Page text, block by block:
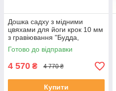
Дошка садху з мідними
цвяхами для йоги крок 10 мм
з гравіювання "Будда,
фіолетова одна в одну
овальна
Готово до відправки
4 570 ₴ 4 770 ₴
Купити